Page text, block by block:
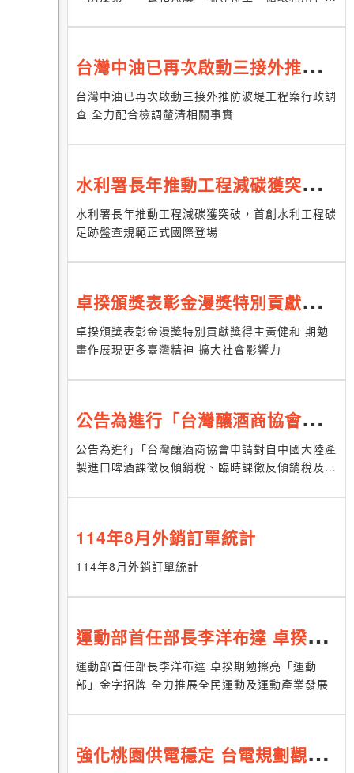
台灣中油已再次啟動三接外推防波
堤工程案行政調查 全力配合檢調
台灣中油已再次啟動三接外推防波堤工程案行政調
查 全力配合檢調釐清相關事實
水利署長年推動工程減碳獲突破，
首創水利工程碳足跡盤查規範正式
水利署長年推動工程減碳獲突破，首創水利工程碳
足跡盤查規範正式國際登場
卓揆頒獎表彰金漫獎特別貢獻獎得
主黃健和 期勉畫作展現更多臺灣
卓揆頒獎表彰金漫獎特別貢獻獎得主黃健和 期勉
畫作展現更多臺灣精神 擴大社會影響力
公告為進行「台灣釀酒商協會申請
對自中國大陸產製進口啤酒課徵反
查，定於114年10月15日舉行聽
公告為進行「台灣釀酒商協會申請對自中國大陸產
製進口啤酒課徵反傾銷稅、臨時課徵反傾銷稅及回
年10月15日舉行聽證。
114年8月外銷訂單統計
114年8月外銷訂單統計
運動部首任部長李洋布達 卓揆期
勉擦亮「運動部」金字招牌 全力
運動部首任部長李洋布達 卓揆期勉擦亮「運動
部」金字招牌 全力推展全民運動及運動產業發展
強化桃園供電穩定 台電規劃觀園